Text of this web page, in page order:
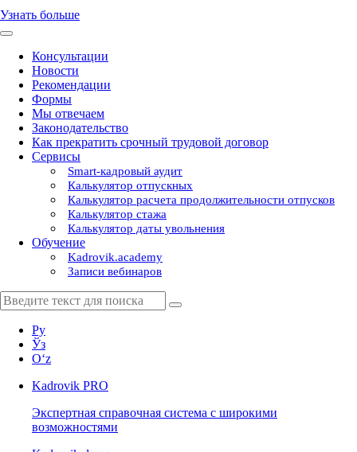
Узнать больше
Консультации
Новости
Рекомендации
Формы
Мы отвечаем
Законодательство
Как прекратить срочный трудовой договор
Сервисы
Smart-кадровый аудит
Калькулятор отпускных
Калькулятор расчета продолжительности отпусков
Калькулятор стажа
Калькулятор даты увольнения
Обучение
Kadrovik.academy
Записи вебинаров
Ру
Ўз
Oʻz
Kadrovik PRO
Экспертная справочная система с широкими
возможностями